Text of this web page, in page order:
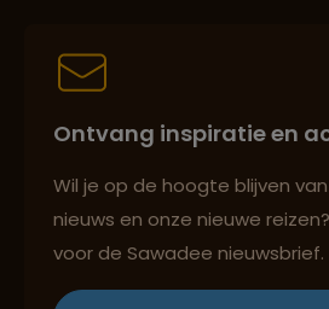
Persoonlijk en deskundig
Reizen met oog voor
Ontvang inspiratie en
Wil je op de hoogte blijven
nieuws en onze nieuwe
voor de Sawadee nieuwsbrief.